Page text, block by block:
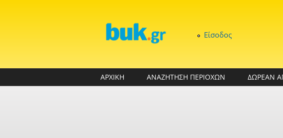
Είσοδος
ΑΡΧΙΚΗ ΑΝΑΖΗΤΗΣΗ ΠΕΡΙΟΧΩΝ ΔΩΡΕΑΝ